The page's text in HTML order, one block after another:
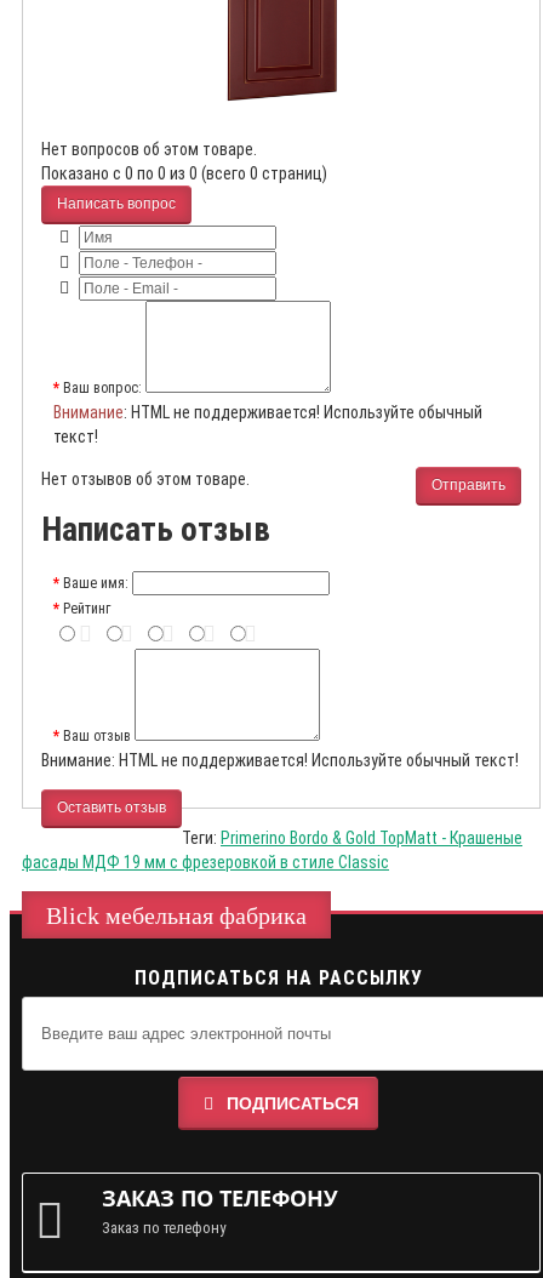
Нет вопросов об этом товаре.
Показано с 0 по 0 из 0 (всего 0 страниц)
Написать вопрос
Ваш вопрос:
Внимание: HTML не поддерживается! Используйте обычный
текст!
Отправить
Нет отзывов об этом товаре.
Написать отзыв
Ваше имя:
Рейтинг
Ваш отзыв
Внимание: HTML не поддерживается! Используйте обычный текст!
Оставить отзыв
Теги: Primerino Bordo & Gold TopMatt - Крашеные
фасады МДФ 19 мм с фрезеровкой в стиле Classic
Blick мебельная фабрика
ПОДПИСАТЬСЯ НА РАССЫЛКУ
ПОДПИСАТЬСЯ
ЗАКАЗ ПО ТЕЛЕФОНУ
Заказ по телефону